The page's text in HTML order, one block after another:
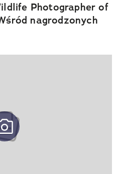
Photographer of
nagrodzonych